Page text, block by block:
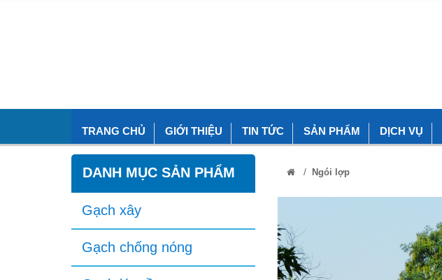
TRANG CHỦ GIỚI THIỆU TIN TỨC SẢN PHẨM DỊCH VỤ
DANH MỤC SẢN PHẨM
Gạch xây
Gạch chống nóng
/ Ngói lợp